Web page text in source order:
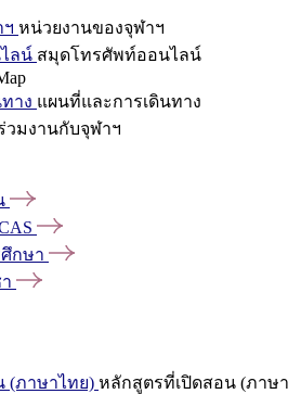
หน่วยงานของจุฬาฯ
ลน์ สมุดโทรศัพท์ออนไลน์
าง แผนที่และการเดินทาง
วมงานกับจุฬาฯ
กษา
(ภาษาไทย) หลักสูตรที่เปิดสอน (ภาษา